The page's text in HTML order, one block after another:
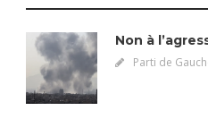
Non à
Parti de